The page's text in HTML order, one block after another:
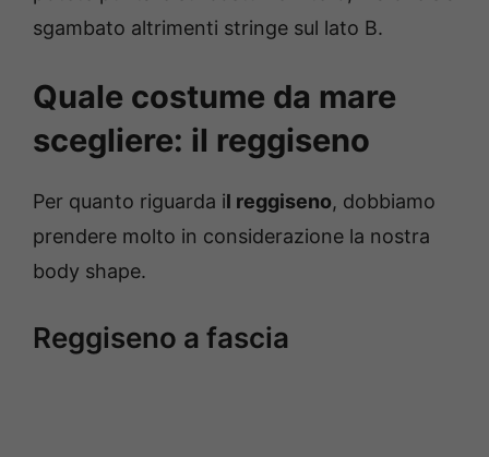
sgambato altrimenti stringe sul lato B.
Quale costume da mare
scegliere: il reggiseno
Per quanto riguarda il reggiseno, dobbiamo
prendere molto in considerazione la nostra
body shape.
Reggiseno a fascia